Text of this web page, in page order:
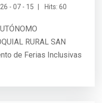
- 07 - 15 Hits: 60
RURAL SAN
de Ferias Inclusivas